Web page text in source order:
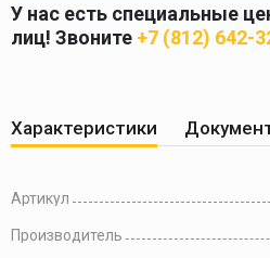
У нас есть специальные
лиц! Звоните +7 (812) 642-
Характеристики
Артикул
Производитель